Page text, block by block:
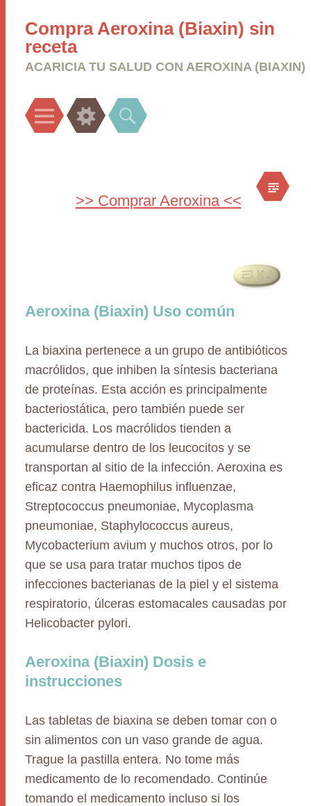
Compra Aeroxina (Biaxin) sin
receta
ACARICIA TU SALUD CON AEROXINA (BIAXIN)
Menu Widgets Search
>> Comprar Aeroxina <<
Aeroxina (Biaxin) Uso común
La biaxina pertenece a un grupo de antibióticos
macrólidos, que inhiben la síntesis bacteriana
de proteínas. Esta acción es principalmente
bacteriostática, pero también puede ser
bactericida. Los macrólidos tienden a
acumularse dentro de los leucocitos y se
transportan al sitio de la infección. Aeroxina es
eficaz contra Haemophilus influenzae,
Streptococcus pneumoniae, Mycoplasma
pneumoniae, Staphylococcus aureus,
Mycobacterium avium y muchos otros, por lo
que se usa para tratar muchos tipos de
infecciones bacterianas de la piel y el sistema
respiratorio, úlceras estomacales causadas por
Helicobacter pylori.
Aeroxina (Biaxin) Dosis e
instrucciones
Las tabletas de biaxina se deben tomar con o
sin alimentos con un vaso grande de agua.
Trague la pastilla entera. No tome más
medicamento de lo recomendado. Continúe
tomando el medicamento incluso si los